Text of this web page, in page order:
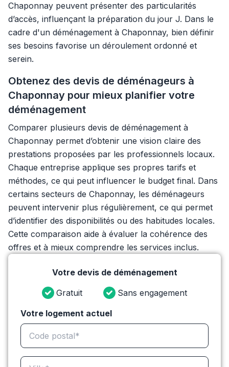
Chaponnay peuvent présenter des particularités
d’accès, influençant la préparation du jour J. Dans le
cadre d'un déménagement à Chaponnay, bien définir
ses besoins favorise un déroulement ordonné et
serein.
Obtenez des devis de déménageurs à
Chaponnay pour mieux planifier votre
déménagement
Comparer plusieurs devis de déménagement à
Chaponnay permet d’obtenir une vision claire des
prestations proposées par les professionnels locaux.
Chaque entreprise applique ses propres tarifs et
méthodes, ce qui peut influencer le budget final. Dans
certains secteurs de Chaponnay, les déménageurs
peuvent intervenir plus régulièrement, ce qui permet
d’identifier des disponibilités ou des habitudes locales.
Cette comparaison aide à évaluer la cohérence des
offres et à mieux comprendre les services inclus.
Votre devis de déménagement
Gratuit
Sans engagement
Votre logement actuel